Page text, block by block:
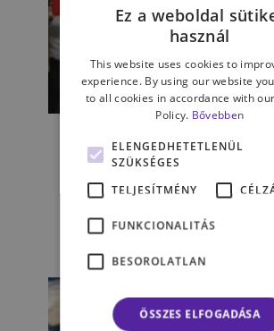
ÉLET & PSZICHOLÓGIA
boldogságtól? - milyen
tényezők
minket
Ez a weboldal
használ
This website uses cookies to
experience. By using our website
to all cookies in accordance with
Policy. Bővebben
ELENGEDHETETLENÜL
SZÜKSÉGES
TELJESÍTMÉNY
FUNKCIONALITÁS
BESOROLATLAN
ÖSSZES ELFOGADÁSA